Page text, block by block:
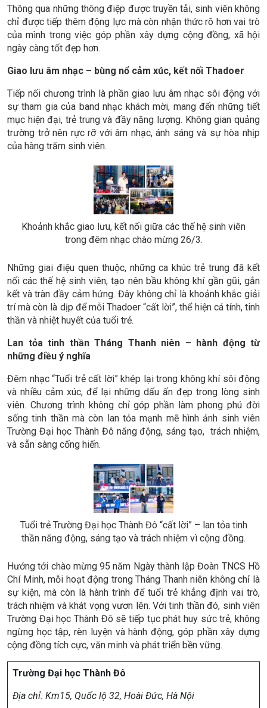
Thông qua những thông điệp được truyền tải, sinh viên không
chỉ được tiếp thêm động lực mà còn nhận thức rõ hơn vai trò
của mình trong việc góp phần xây dựng cộng đồng, xã hội
ngày càng tốt đẹp hơn.
Giao lưu âm nhạc – bùng nổ cảm xúc, kết nối Thadoer
Tiếp nối chương trình là phần giao lưu âm nhạc sôi động với
sự tham gia của band nhạc khách mời, mang đến những tiết
mục hiện đại, trẻ trung và đầy năng lượng. Không gian quảng
trường trở nên rực rỡ với âm nhạc, ánh sáng và sự hòa nhịp
của hàng trăm sinh viên.
trong đêm nhạc chào mừng 26/3.
Những giai điệu quen thuộc, những ca khúc trẻ trung đã kết
nối các thế hệ sinh viên, tạo nên bầu không khí gần gũi, gắn
kết và tràn đầy cảm hứng. Đây không chỉ là khoảnh khắc giải
trí mà còn là dịp để mỗi Thadoer “cất lời”, thể hiện cá tính, tinh
thần và nhiệt huyết của tuổi trẻ.
Lan tỏa tinh thần Tháng Thanh niên – hành động từ
Đêm nhạc “Tuổi trẻ cất lời” khép lại trong không khí sôi động
và nhiều cảm xúc, để lại những dấu ấn đẹp trong lòng sinh
viên. Chương trình không chỉ góp phần làm phong phú đời
sống tinh thần mà còn lan tỏa mạnh mẽ hình ảnh sinh viên
Trường Đại học Thành Đô năng động, sáng tạo, trách nhiệm,